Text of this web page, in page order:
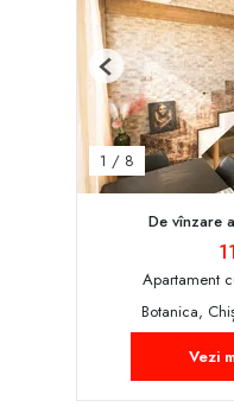
1 / 8
Previous
De vînzare
Apartament
Botanica,
Vezi